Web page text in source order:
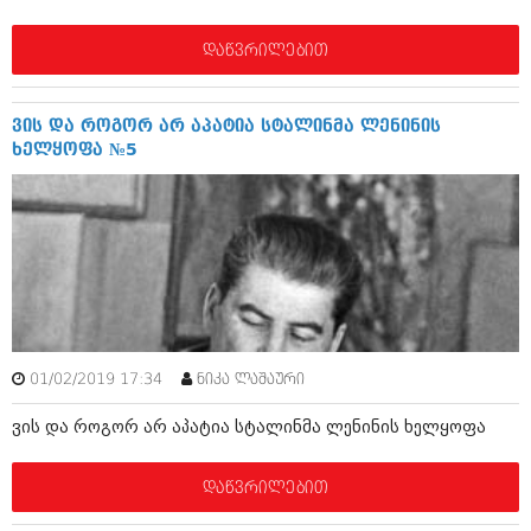
ნოემბერი 2017 (212)
ოქტომბერი 2017 (231)
სექტემბერი 2017 (261)
ივლისი 2017 (233)
ივნისი 2017 (265)
აპრილი 2017 (220)
მარტი 2017 (212)
თებერვალი 2017 (205)
იანვარი 2017 (246)
დეკემბერი 2016 (207)
ნოემბერი 2016 (207)
ოქტომბერი 2016 (257)
სექტემბერი 2016 (224)
აგვისტო 2016 (258)
ივლისი 2016 (211)
ივნისი 2016 (221)
მარტი 2016 (200)
თებერვალი 2016 (250)
დაწვრილებით
ვის და როგორ არ აპატია სტალინმა ლენინის
ხელყოფა №5
01/02/2019 17:34 ნიკა ლაშაური
ვის და როგორ არ აპატია სტალინმა ლენინის ხელყოფა
დაწვრილებით